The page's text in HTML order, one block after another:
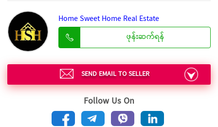
Home Sweet Home Real Estate
ဖုန်းဆက်ရန်
SEND EMAIL TO SELLER
Follow Us On